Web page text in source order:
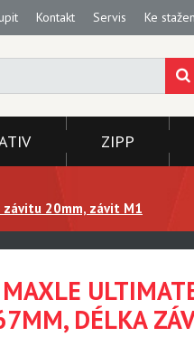
Kontakt Servis Ke
ZIPP
20mm, závit M1
DÉLKA